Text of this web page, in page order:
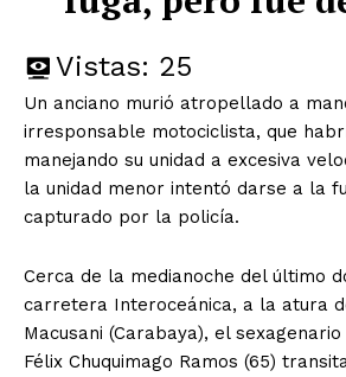
Vistas: 25
Un anciano murió atropellado a
irresponsable motociclista, que
manejando su unidad a excesiva
la unidad menor intentó darse a la
capturado por la policía.
Cerca de la medianoche del último
carretera Interoceánica, a la atura
Macusani (Carabaya), el
Félix Chuquimago Ramos (65)